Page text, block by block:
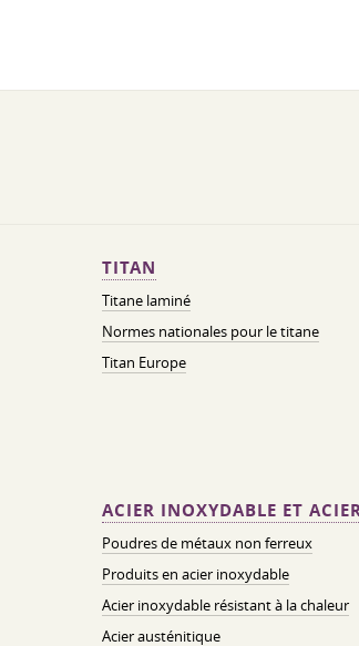
TITAN
Titane laminé
Normes nationales pour le titane
Titan Europe
ACIER INOXYDABLE ET
Poudres de métaux non ferreux
Produits en acier inoxydable
Acier inoxydable résistant à la chaleur
Acier austénitique